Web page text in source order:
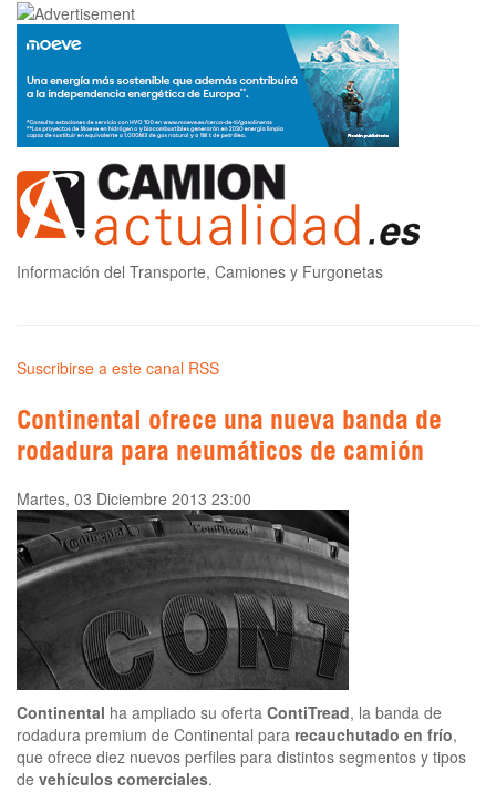
Información del Transporte, Camiones y Furgonetas
Suscribirse a este canal RSS
Continental ofrece una nueva banda de
rodadura para neumáticos de camión
Martes, 03 Diciembre 2013 23:00
Continental ha ampliado su oferta ContiTread, la banda de
rodadura premium de Continental para recauchutado en frío,
que ofrece diez nuevos perfiles para distintos segmentos y tipos
de vehículos comerciales.